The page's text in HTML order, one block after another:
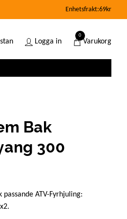
Enhetsfrakt:69kr
Logga in
0
Varukorg
Bak
300
ATV-Fyrhjuling: